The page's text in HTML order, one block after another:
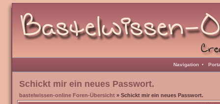
Navigation •
Schickt mir ein neues Passwort.
bastelwissen-online Foren-Übersicht » Schickt mir ein neues Passwort.